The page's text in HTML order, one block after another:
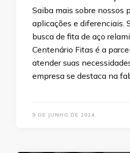
Saiba mais sobre nossos
aplicações e diferenciais.
busca de fita de aço
Centenário Fitas é a
atender suas
empresa se destaca na
9 DE JUNHO DE 2024